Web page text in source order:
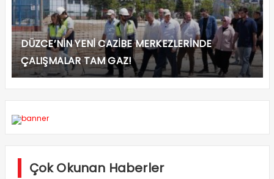
DÜZCE’NİN YENİ CAZİBE MERKEZLERİNDE
ÇALIŞMALAR TAM GAZ!
Çok Okunan Haberler